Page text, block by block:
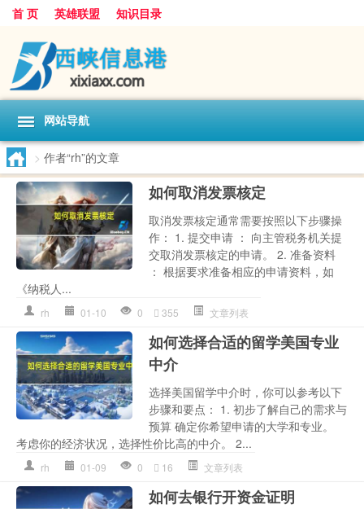
首 页 英雄联盟 知识目录
网站导航
> 作者“rh”的文章
如何取消发票核定
取消发票核定通常需要按照以下步骤操
作： 1. 提交申请 ： 向主管税务机关提
交取消发票核定的申请。 2. 准备资料
： 根据要求准备相应的申请资料，如
《纳税人...
rh 01-10 0 355 文章列表
如何选择合适的留学美国专业
中介
选择美国留学中介时，你可以参考以下
步骤和要点： 1. 初步了解自己的需求与
预算 确定你希望申请的大学和专业。
考虑你的经济状况，选择性价比高的中介。 2...
rh 01-09 0 16 文章列表
如何去银行开资金证明